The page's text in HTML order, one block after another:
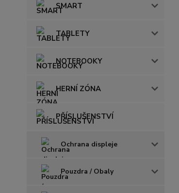
SMART
TABLETY
NOTEBOOKY
HERNÍ ZÓNA
PŘÍSLUŠENSTVÍ
Ochrana displeje
Pouzdra / Obaly